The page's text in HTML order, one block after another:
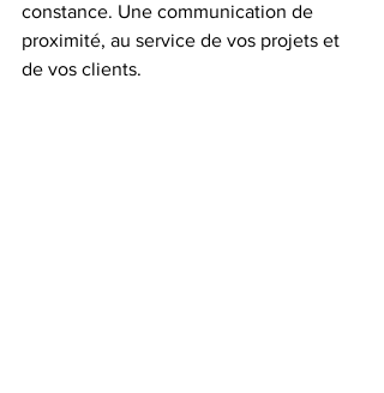
constance. Une communication de
proximité, au service de vos projets et
de vos clients.